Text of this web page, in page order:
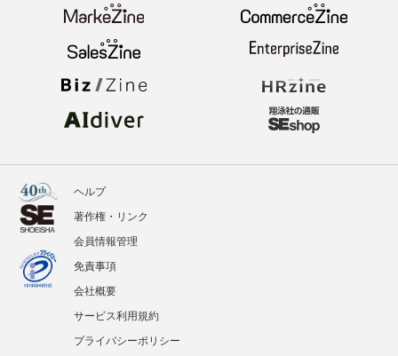
ヘルプ
著作権・リンク
会員情報管理
免責事項
会社概要
サービス利用規約
プライバシーポリシー